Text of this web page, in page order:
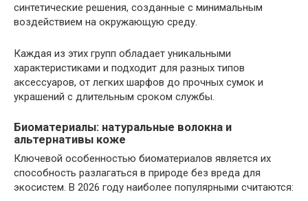
синтетические решения, созданные с минимальным
воздействием на окружающую среду.
Каждая из этих групп обладает уникальными
характеристиками и подходит для разных типов
аксессуаров, от легких шарфов до прочных сумок и
украшений с длительным сроком службы.
Биоматериалы: натуральные волокна и
альтернативы коже
Ключевой особенностью биоматериалов является их
способность разлагаться в природе без вреда для
экосистем. В 2026 году наиболее популярными считаются: